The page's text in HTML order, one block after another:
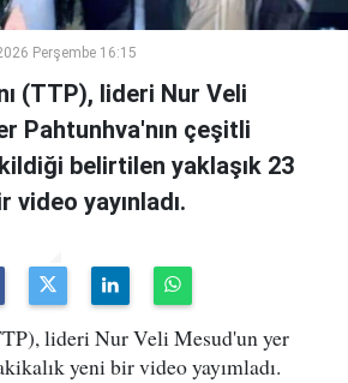
Perşembe 16:15
(TTP), lideri Nur Veli
Pahtunhva'nın çeşitli
belirtilen yaklaşık 23
video yayınladı.
lideri Nur Veli Mesud'un yer
yeni bir video yayımladı.